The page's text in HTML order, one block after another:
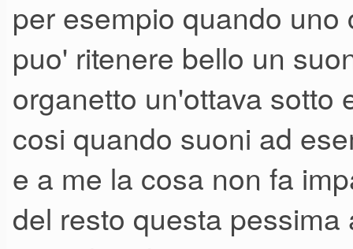
per esempio quando
puo' ritenere bello un
organetto un'ottava sotto
cosi quando suoni ad
e a me la cosa non fa
del resto questa